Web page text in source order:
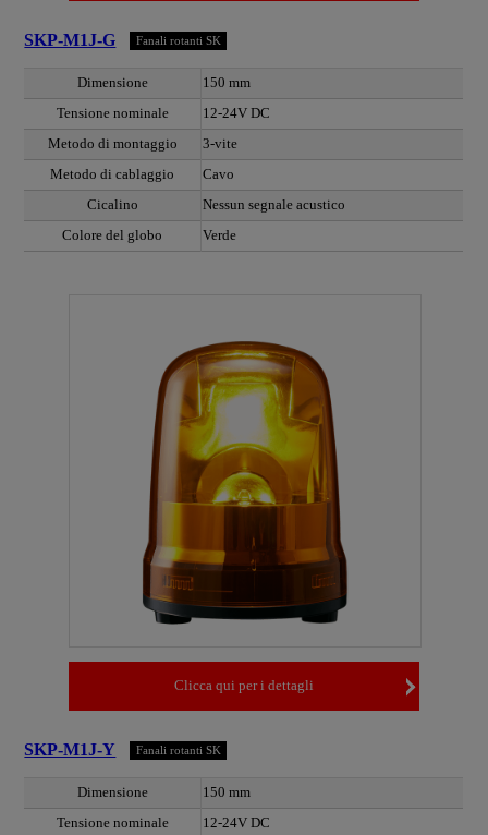
SKP-M1J-G Fanali rotanti SK
Dimensione
150 mm
Tensione nominale
12-24V DC
Metodo di montaggio
3-vite
Metodo di cablaggio
Cavo
Cicalino
Nessun segnale acustico
Colore del globo
Verde
Clicca qui per i dettagli
SKP-M1J-Y Fanali rotanti SK
Dimensione
150 mm
Tensione nominale
12-24V DC